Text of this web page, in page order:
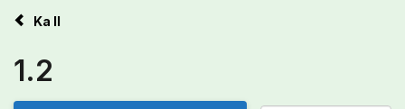
Ka II
1.2